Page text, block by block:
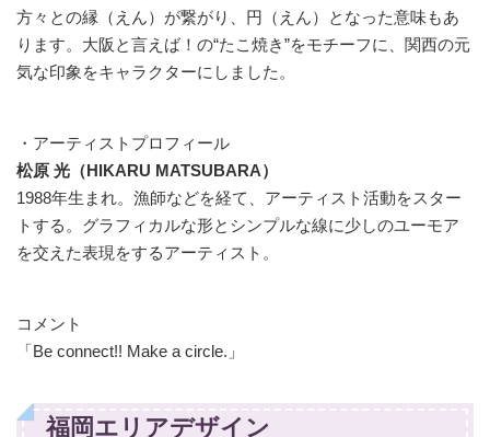
方々との縁（えん）が繋がり、円（えん）となった意味もあ
ります。大阪と言えば！の“たこ焼き”をモチーフに、関西の元
気な印象をキャラクターにしました。
・アーティストプロフィール
松原 光（HIKARU MATSUBARA）
1988年生まれ。漁師などを経て、アーティスト活動をスター
トする。グラフィカルな形とシンプルな線に少しのユーモア
を交えた表現をするアーティスト。
コメント
「Be connect!! Make a circle.」
福岡エリアデザイン